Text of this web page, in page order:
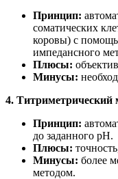
Принцип:
соматических
коровы) с
импедансного
Плюсы:
Минусы:
4. Титриметрический
Принцип:
до заданного pH.
Плюсы:
Минусы: более
методом.